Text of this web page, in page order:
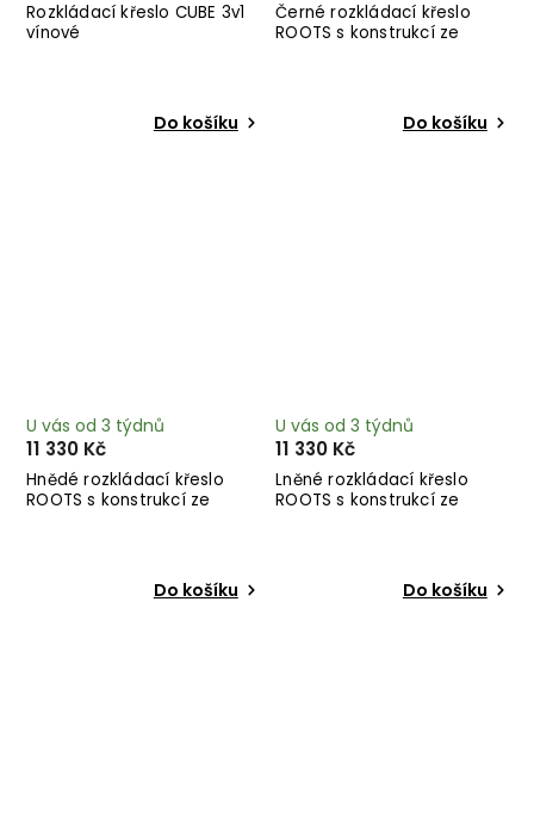
Rozkládací křeslo CUBE 3v1
vínové
Do košíku
Černé rozkládací křeslo
ROOTS s konstrukcí ze
Do košíku
Hnědé rozkládací křeslo
ROOTS s konstrukcí ze
U vás od 3 týdnů
11 330 Kč
Do košíku
Lněné rozkládací křeslo
ROOTS s konstrukcí ze
U vás od 3 týdnů
11 330 Kč
Do košíku